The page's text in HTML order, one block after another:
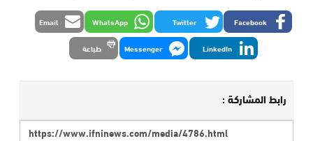
Facebook
Twitter
WhatsApp
Email
LinkedIn
Messenger طباعة
رابط المشاركة :